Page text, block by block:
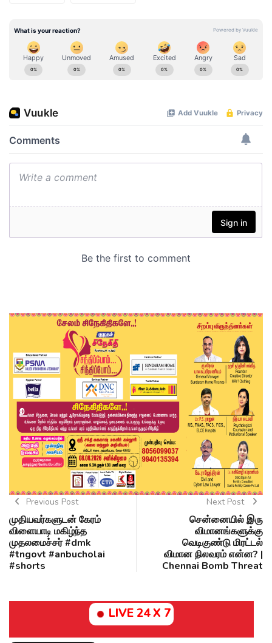
Previous Post
முதியவர்களுடன் கேரம்
விளையாடி மகிழ்ந்த
முதலமைச்சர் #dmk
#tngovt #anbucholai
#shorts
Next Post
சென்னையில் இரு
விமானங்களுக்கு
வெடிகுண்டு மிரட்டல்
விமான நிலவரம் என்ன? |
Chennai Bomb Threat
LIVE 24 X 7